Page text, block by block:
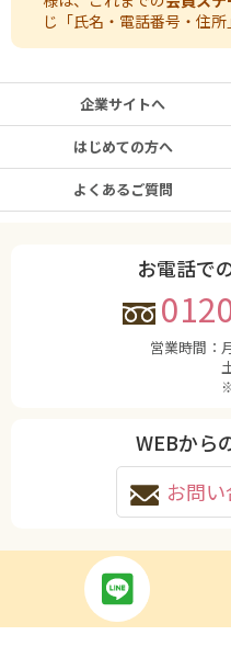
じ「氏名・電話番号・住
企業サイトへ
はじめての方へ
よくあるご質問
お電話で
営業時間：
WEBから
お問